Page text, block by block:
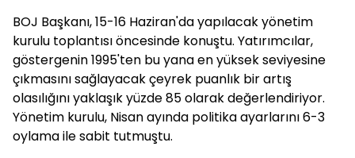
BOJ Başkanı, 15-16 Haziran'da yapılacak yönetim
kurulu toplantısı öncesinde konuştu. Yatırımcılar,
göstergenin 1995'ten bu yana en yüksek seviyesine
çıkmasını sağlayacak çeyrek puanlık bir artış
olasılığını yaklaşık yüzde 85 ​​olarak değerlendiriyor.
Yönetim kurulu, Nisan ayında politika ayarlarını 6-3
oylama ile sabit tutmuştu.